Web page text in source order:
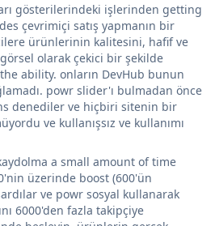
gösterilerindeki işlerinden getting
çevrimiçi satış yapmanın bir
ürünlerinin kalitesini, hafif ve
olarak çekici bir şekilde
ability. onların DevHub bunun
powr slider'ı bulmadan önce
denediler ve hiçbiri sitenin bir
ve kullanışsız ve kullanımı
a small amount of time
üzerinde boost (600'ün
ve powr sosyal kullanarak
6000'den fazla takipçiye